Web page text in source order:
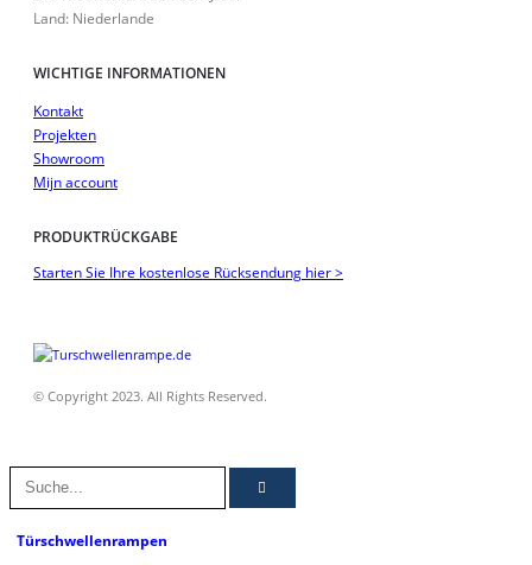
Land: Niederlande
WICHTIGE INFORMATIONEN
Kontakt
Projekten
Showroom
Mijn account
PRODUKTRÜCKGABE
Starten Sie Ihre kostenlose Rücksendung hier >
© Copyright 2023. All Rights Reserved.
Türschwellenrampen